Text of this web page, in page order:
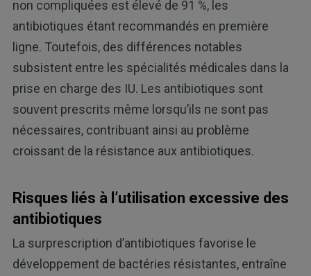
non compliquées est élevé de 91 %, les
antibiotiques étant recommandés en première
ligne. Toutefois, des différences notables
subsistent entre les spécialités médicales dans la
prise en charge des IU. Les antibiotiques sont
souvent prescrits même lorsqu’ils ne sont pas
nécessaires, contribuant ainsi au problème
croissant de la résistance aux antibiotiques.
Risques liés à l’utilisation excessive des
antibiotiques
La surprescription d’antibiotiques favorise le
développement de bactéries résistantes, entraîne